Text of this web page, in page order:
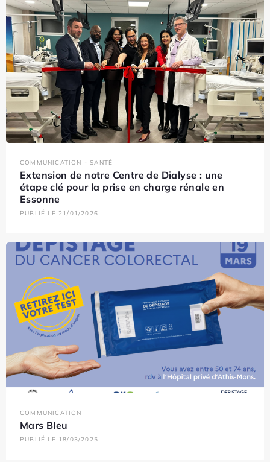
COMMUNICATION - SANTÉ
Extension de notre Centre de Dialyse : une
étape clé pour la prise en charge rénale en
Essonne
PUBLIÉ LE 21/01/2026
COMMUNICATION
Mars Bleu
PUBLIÉ LE 18/03/2025